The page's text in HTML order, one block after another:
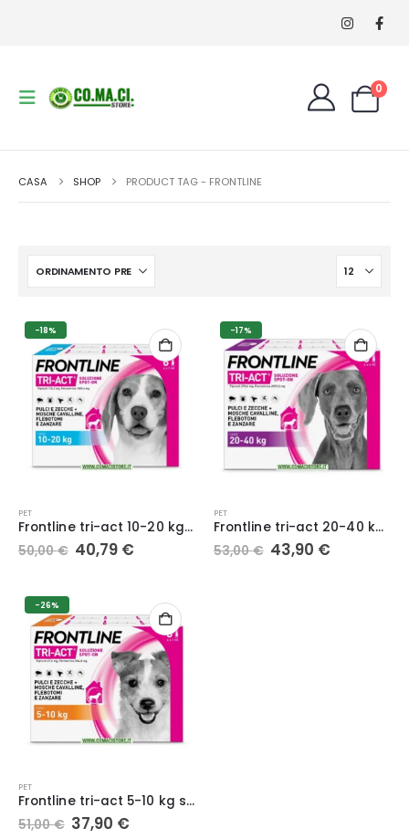
0
CASA SHOP PRODUCT TAG - FRONTLINE
-18%
PET
Frontline tri-act 10-20 kg spot-on per cani
50,00€ Il
prezzo
40,79 €
40,79 €.
-17%
PET
Frontline tri-act 20-40 kg spot-on per cani
53,00€ Il
prezzo
43,90 €
-26%
PET
Frontline tri-act 5-10 kg spot-on per cani
51,00€ Il
37,90 €